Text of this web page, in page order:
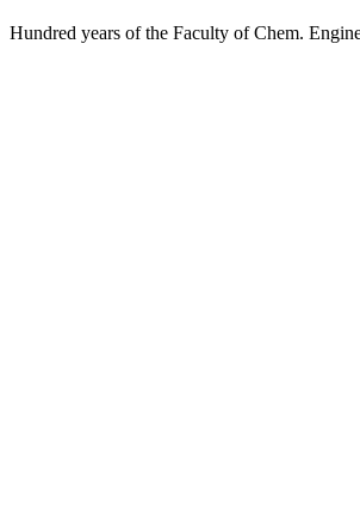
Hundred years of the Faculty of Chem.